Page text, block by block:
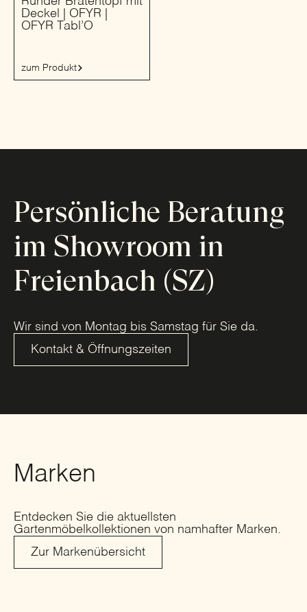
Deckel | OFYR |
OFYR Tabl’O
zum Produkt
Persönliche Beratung
im Showroom in
Freienbach (SZ)
Wir sind von Montag bis Samstag für Sie da.
Kontakt & Öffnungszeiten
Marken
Entdecken Sie die aktuellsten
Gartenmöbelkollektionen von namhafter Marken.
Zur Markenübersicht